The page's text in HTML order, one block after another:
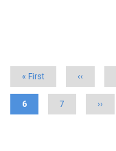
First
« First
Previous
‹‹
Current
6 Page
7
Next
››